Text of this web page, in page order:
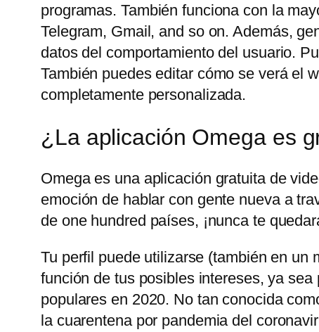
programas. También funciona con la
Telegram, Gmail, and so on. Además,
datos del comportamiento del usuario.
También puedes editar cómo se verá el
completamente personalizada.
¿La aplicación Omega es
Omega es una aplicación gratuita de
emoción de hablar con gente nueva a
de one hundred países, ¡nunca te
Tu perfil puede utilizarse (también en un
función de tus posibles intereses, ya
populares en 2020. No tan conocida
la cuarentena por pandemia del